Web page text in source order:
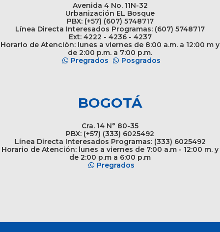
Avenida 4 No. 11N-32
Urbanización EL Bosque
PBX: (+57) (607) 5748717
Línea Directa Interesados Programas: (607) 5748717
Ext: 4222 - 4236 - 4237
Horario de Atención: lunes a viernes de 8:00 a.m. a 12:00 m y
de 2:00 p.m. a 7:00 p.m.
Pregrados
Posgrados
BOGOTÁ
Cra. 14 N° 80-35
PBX: (+57) (333) 6025492
Línea Directa Interesados Programas: (333) 6025492
Horario de Atención: lunes a viernes de 7:00 a.m - 12:00 m. y
de 2:00 p.m a 6:00 p.m
Pregrados